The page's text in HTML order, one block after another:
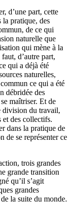
d’une part, cette
la pratique, des
de ce qui
naturelle que
qui mène à la
d’autre part,
qui a déjà été
naturelles,
ce qui a été
débridée des
maîtriser. Et de
division du travail,
et des collectifs.
dans la pratique de
de se représenter ce
trois grandes
grande transition
qu’il s’agit
grandes
la suite du monde.